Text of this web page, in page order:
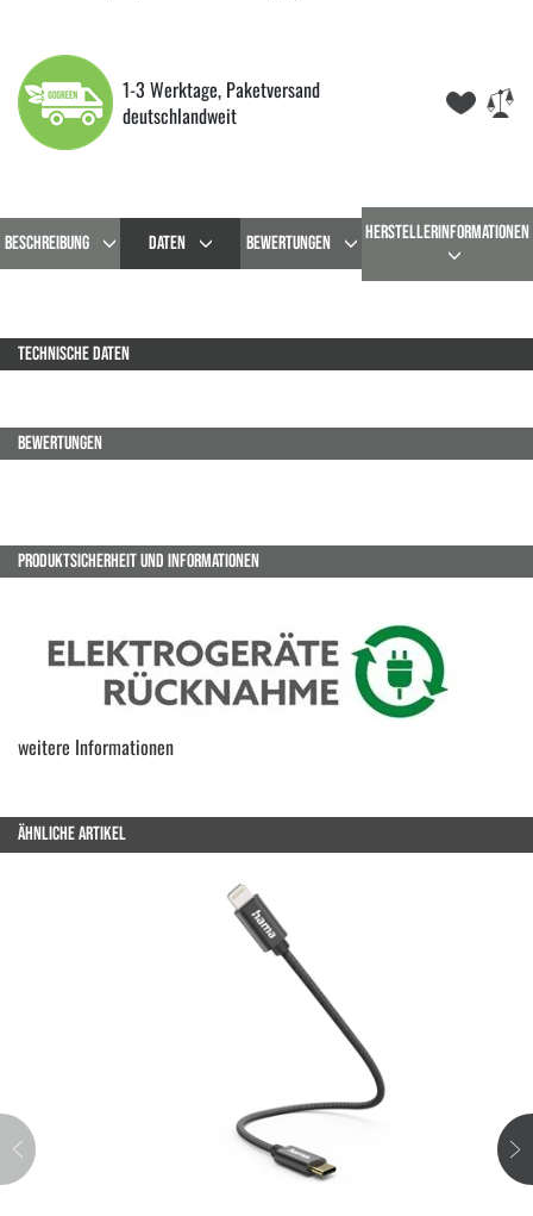
1-3 Werktage, Paketversand
deutschlandweit
BESCHREIBUNG DATEN BEWERTUNGEN HERSTELLERINFORMATIONEN
TECHNISCHE DATEN
BEWERTUNGEN
PRODUKTSICHERHEIT UND INFORMATIONEN
weitere Informationen
ÄHNLICHE ARTIKEL